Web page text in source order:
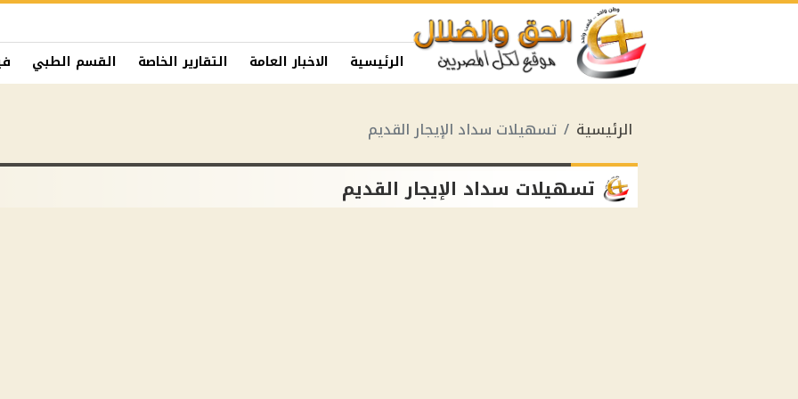
الرئيسية الاخبار العامة التقارير الخاصة القسم الطبي
الرئيسية تسهيلات سداد الإيجار القديم
تسهيلات سداد الإيجار القديم